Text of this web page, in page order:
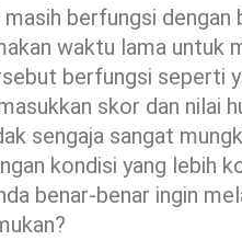
masih berfungsi
waktu lama untuk
berfungsi seperti
skor dan nilai
sengaja sangat
kondisi yang lebih
benar-benar ingin